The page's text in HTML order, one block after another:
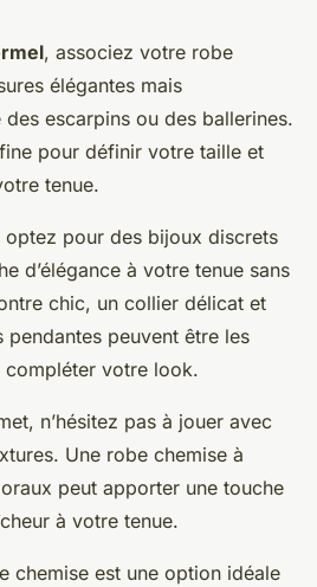
, associez votre robe
élégantes mais
escarpins ou des ballerines.
pour définir votre taille et
tenue.
optez pour des bijoux discrets
d’élégance à votre tenue sans
chic, un collier délicat et
pendantes peuvent être les
votre look.
n’hésitez pas à jouer avec
Une robe chemise à
peut apporter une touche
à votre tenue.
chemise est une option idéale